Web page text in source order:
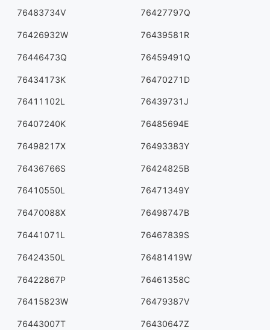
76483734V 76427797Q
76426932W 76439581R
76446473Q 76459491Q
76434173K 76470271D
76411102L 76439731J
76407240K 76485694E
76498217X 76493383Y
76436766S 76424825B
76410550L 76471349Y
76470088X 76498747B
76441071L 76467839S
76424350L 76481419W
76422867P 76461358C
76415823W 76479387V
76443007T 76430647Z